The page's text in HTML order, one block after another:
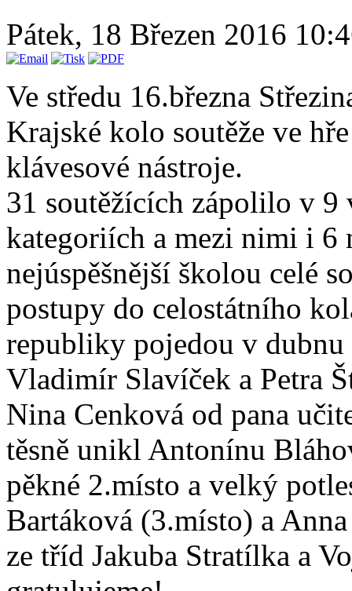
Pátek, 18 Březen 2016
Ve středu 16.března
Krajské kolo soutěže ve
klávesové nástroje.
31 soutěžících zápolilo v 9
kategoriích a mezi nimi i 6
nejúspěšnější školou celé
postupy do celostátního
republiky pojedou v
Vladimír Slavíček a Petra
Nina Cenková od pana
těsně unikl Antonínu
pěkné 2.místo a velký
Bartáková (3.místo) a
ze tříd Jakuba Stratílka a